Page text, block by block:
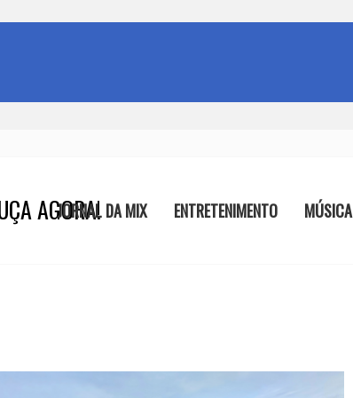
AGORA!
JORNAL DA MIX ENTRETENIMENTO MÚSICA